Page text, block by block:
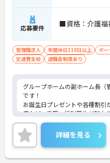
応募要件 ■資格：介護
管理職求人 年間休日110日以上 ボー
交通費支給
退職金制度あり
グループホームの副ホーム長（
です！
お誕生日プレゼントや各種割引
度など、手厚い福利厚生が魅力
定年制を撤廃しているため、腰
いただけます◎
ご興味のある方には、面接対策
に詳細をお話しいたしますので
さい！
詳細を見る